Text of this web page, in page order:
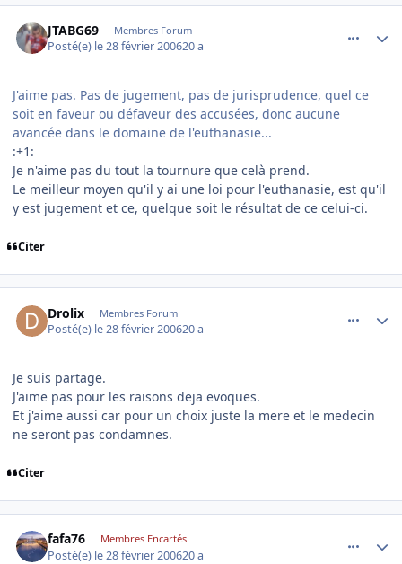
JTABG69 Membres Forum
Posté(e) le 28 février 200620 a
J'aime pas. Pas de jugement, pas de jurisprudence, quel ce
soit en faveur ou défaveur des accusées, donc aucune
avancée dans le domaine de l'euthanasie...
:+1:
Je n'aime pas du tout la tournure que celà prend.
Le meilleur moyen qu'il y ai une loi pour l'euthanasie, est qu'il
y est jugement et ce, quelque soit le résultat de ce celui-ci.
Citer
Drolix Membres Forum
Posté(e) le 28 février 200620 a
Je suis partage.
J'aime pas pour les raisons deja evoques.
Et j'aime aussi car pour un choix juste la mere et le medecin
ne seront pas condamnes.
Citer
fafa76 Membres Encartés
Posté(e) le 28 février 200620 a